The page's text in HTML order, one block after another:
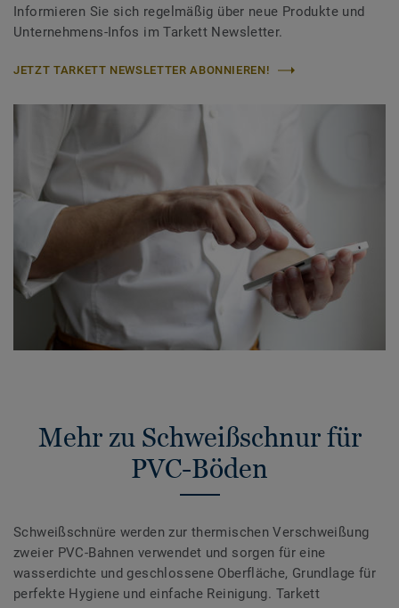
Informieren Sie sich regelmäßig über neue Produkte und
Unternehmens-Infos im Tarkett Newsletter.
JETZT TARKETT NEWSLETTER ABONNIEREN!
Mehr zu Schweißschnur für
PVC-Böden
Schweißschnüre werden zur thermischen Verschweißung
zweier PVC-Bahnen verwendet und sorgen für eine
wasserdichte und geschlossene Oberfläche, Grundlage für
perfekte Hygiene und einfache Reinigung. Tarkett